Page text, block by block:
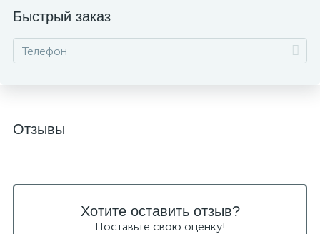
Быстрый заказ
Отзывы
Хотите оставить отзыв?
Поставьте свою оценку!